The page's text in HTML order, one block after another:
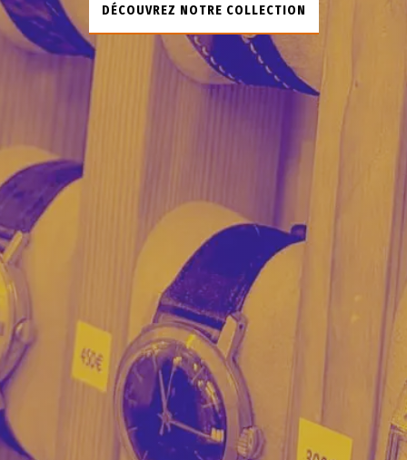
DÉCOUVREZ NOTRE COLLECTION